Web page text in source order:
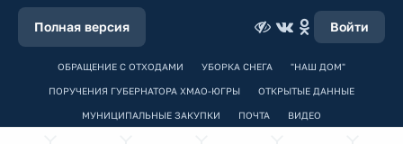
Полная версия Войти
ОБРАЩЕНИЕ С ОТХОДАМИ УБОРКА СНЕГА "НАШ ДОМ"
ПОРУЧЕНИЯ ГУБЕРНАТОРА ХМАО-ЮГРЫ ОТКРЫТЫЕ ДАННЫЕ
МУНИЦИПАЛЬНЫЕ ЗАКУПКИ ПОЧТА ВИДЕО